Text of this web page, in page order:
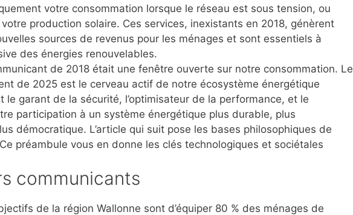
votre consommation lorsque le réseau est sous tension, ou
production solaire. Ces services, inexistants en 2018, génèrent
sources de revenus pour les ménages et sont essentiels à
des énergies renouvelables.
de 2018 était une fenêtre ouverte sur notre consommation. Le
de 2025 est le cerveau actif de notre écosystème énergétique
le garant de la sécurité, l’optimisateur de la performance, et le
participation à un système énergétique plus durable, plus
démocratique. L’article qui suit pose les bases philosophiques de
préambule vous en donne les clés technologiques et sociétales
communicants
de la région Wallonne sont d’équiper 80 % des ménages de